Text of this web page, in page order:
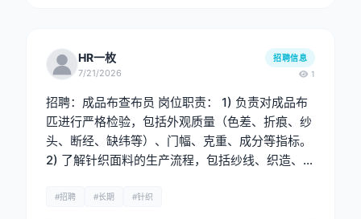
HR一枚
7/21/2026
招聘信息
1
招聘：成品布查布员 岗位职责： 1) 负责对成品布
匹进行严格检验，包括外观质量（色差、折痕、纱
头、断经、缺纬等）、门幅、克重、成分等指标。
2) 了解针织面料的生产流程，包括纱线、织造、染
重点把控织造疵点、染色均匀度、后整理效果等关
#招聘 #长期 #针织